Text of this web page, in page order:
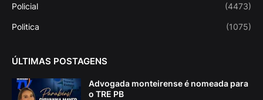
Policial (4473)
Politica (1075)
ÚLTIMAS POSTAGENS
Advogada monteirense é nomeada para
o TRE PB